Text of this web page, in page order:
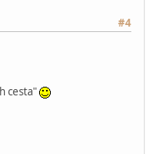
#4
cesta"